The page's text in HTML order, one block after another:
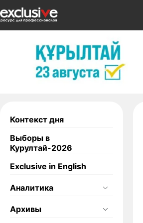
Контекст дня
Выборы в
Курултай-2026
Exclusive in English
Аналитика
Архивы